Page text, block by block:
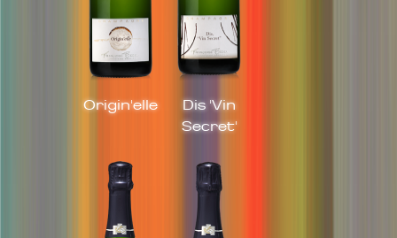
Origin'elle
Dis 'Vin
Secret'